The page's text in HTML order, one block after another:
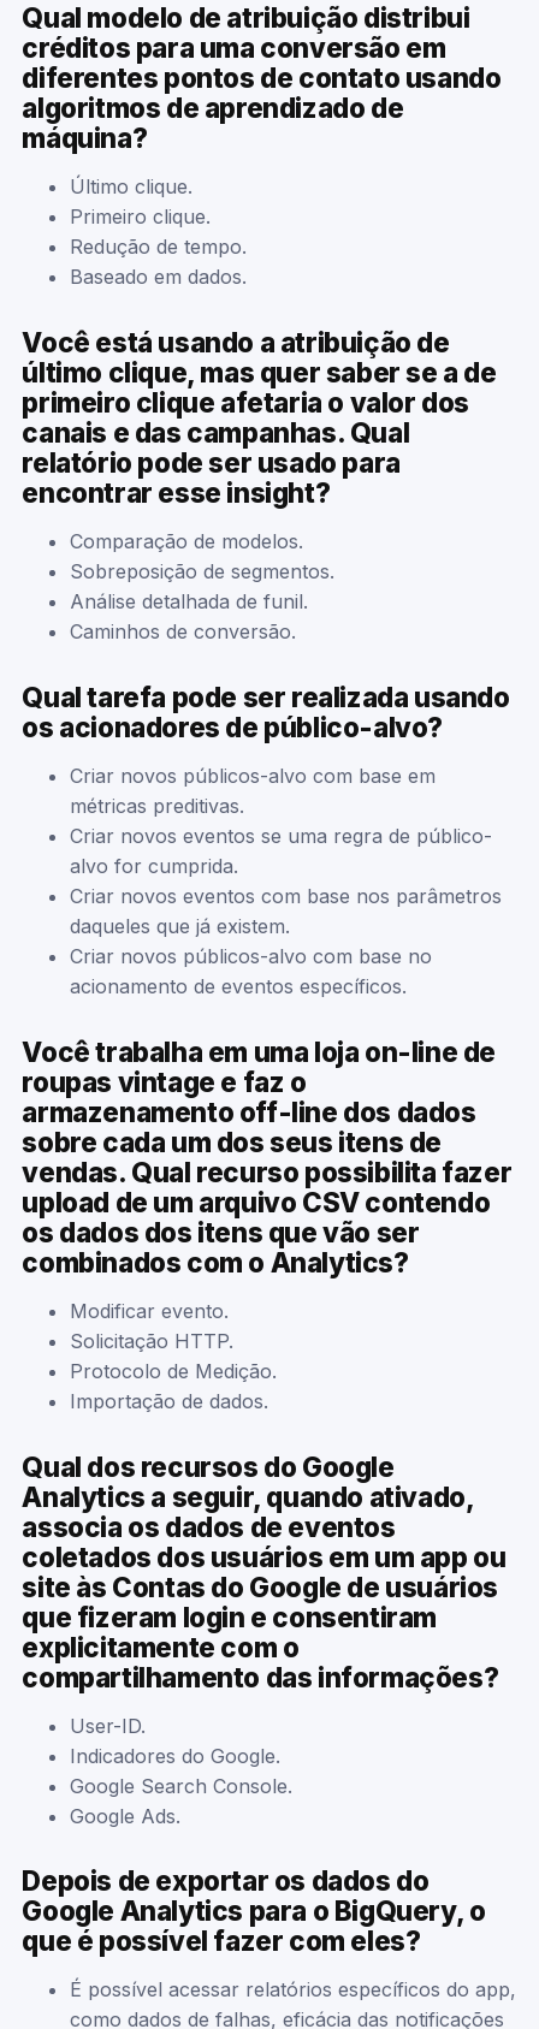
Qual modelo de atribuição distribui
créditos para uma conversão em
diferentes pontos de contato usando
algoritmos de aprendizado de
máquina?
Último clique.
Primeiro clique.
Redução de tempo.
Baseado em dados.
Você está usando a atribuição de
último clique, mas quer saber se a de
primeiro clique afetaria o valor dos
canais e das campanhas. Qual
relatório pode ser usado para
encontrar esse insight?
Comparação de modelos.
Sobreposição de segmentos.
Análise detalhada de funil.
Caminhos de conversão.
Qual tarefa pode ser realizada usando
os acionadores de público-alvo?
Criar novos públicos-alvo com base em
métricas preditivas.
Criar novos eventos se uma regra de público-
alvo for cumprida.
Criar novos eventos com base nos parâmetros
daqueles que já existem.
Criar novos públicos-alvo com base no
acionamento de eventos específicos.
Você trabalha em uma loja on-line de
roupas vintage e faz o
armazenamento off-line dos dados
sobre cada um dos seus itens de
vendas. Qual recurso possibilita fazer
upload de um arquivo CSV contendo
os dados dos itens que vão ser
combinados com o Analytics?
Modificar evento.
Solicitação HTTP.
Protocolo de Medição.
Importação de dados.
Qual dos recursos do Google
Analytics a seguir, quando ativado,
associa os dados de eventos
coletados dos usuários em um app ou
site às Contas do Google de usuários
que fizeram login e consentiram
explicitamente com o
compartilhamento das informações?
User-ID.
Indicadores do Google.
Google Search Console.
Google Ads.
Depois de exportar os dados do
Google Analytics para o BigQuery, o
que é possível fazer com eles?
É possível acessar relatórios específicos do app,
como dados de falhas, eficácia das notificações